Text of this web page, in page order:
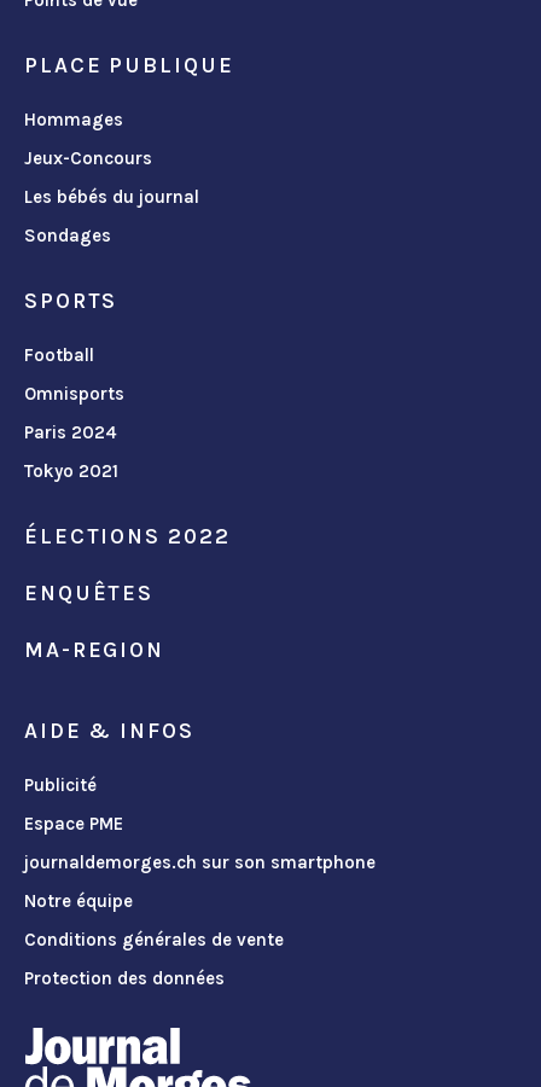
PLACE PUBLIQUE
Hommages
Jeux-Concours
Les bébés du journal
Sondages
SPORTS
Football
Omnisports
Paris 2024
Tokyo 2021
ÉLECTIONS 2022
ENQUÊTES
MA-REGION
AIDE & INFOS
Publicité
Espace PME
journaldemorges.ch sur son smartphone
Notre équipe
Conditions générales de vente
Protection des données